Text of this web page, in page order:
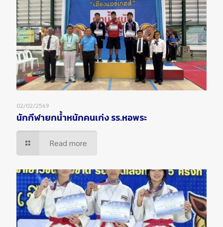
02/02/2569
นักกีฬายกน้ำหนักคนเก่ง รร.หอพระ
Read more